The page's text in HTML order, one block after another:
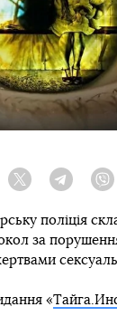
Twitter Telegram
поліція
за
«